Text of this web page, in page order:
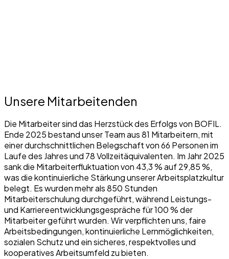
Unsere Mitarbeitenden
Die Mitarbeiter sind das Herzstück des Erfolgs von BOFIL.
Ende 2025 bestand unser Team aus 81 Mitarbeitern, mit
einer durchschnittlichen Belegschaft von 66 Personen im
Laufe des Jahres und 78 Vollzeitäquivalenten. Im Jahr 2025
sank die Mitarbeiterfluktuation von 43,3 % auf 29,85 %,
was die kontinuierliche Stärkung unserer Arbeitsplatzkultur
belegt. Es wurden mehr als 850 Stunden
Mitarbeiterschulung durchgeführt, während Leistungs-
und Karriereentwicklungsgespräche für 100 % der
Mitarbeiter geführt wurden. Wir verpflichten uns, faire
Arbeitsbedingungen, kontinuierliche Lernmöglichkeiten,
sozialen Schutz und ein sicheres, respektvolles und
kooperatives Arbeitsumfeld zu bieten.